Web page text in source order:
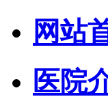
网站
医院